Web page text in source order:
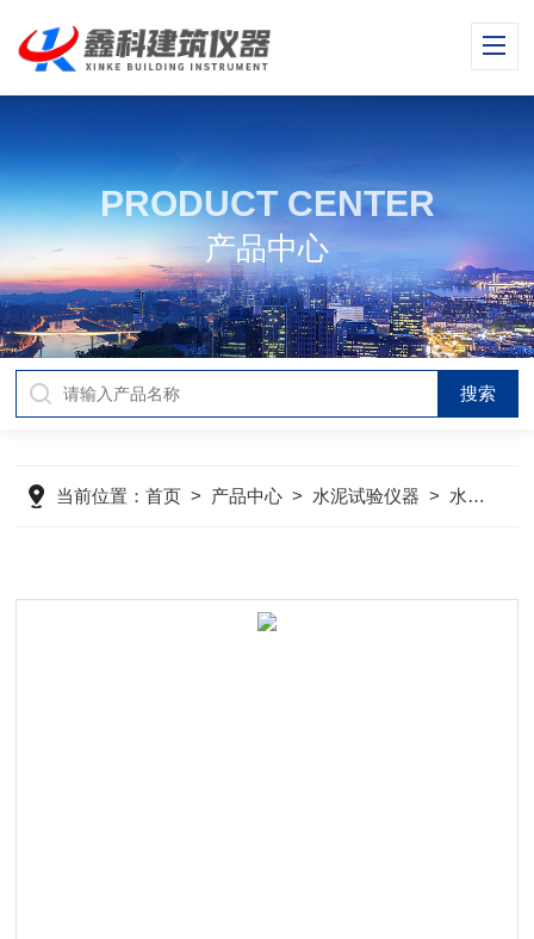
PRODUCT CENTER
产品中心
当前位置：首页 > 产品中心 > 水泥试验仪器 > 水泥电动抗折试验机